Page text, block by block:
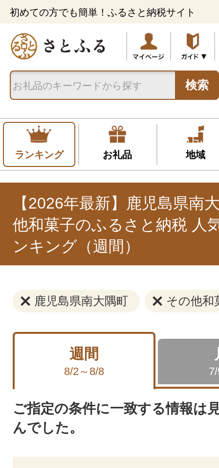
初めての方でも簡単！ふるさと納税サイト
検索
ランキング お礼品 地域
【2026年最新】鹿児島県南
他和菓子のふるさと納税 人
ンキング（週間）
鹿児島県南大隅町 その他和
週間
8/2～8/8
ご指定の条件に一致する情報は
んでした。